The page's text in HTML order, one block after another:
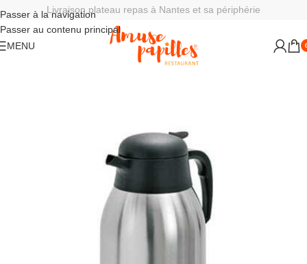
Passer à la navigation
Passer au contenu principal
Livraison plateau repas à Nantes et sa périphérie
MENU